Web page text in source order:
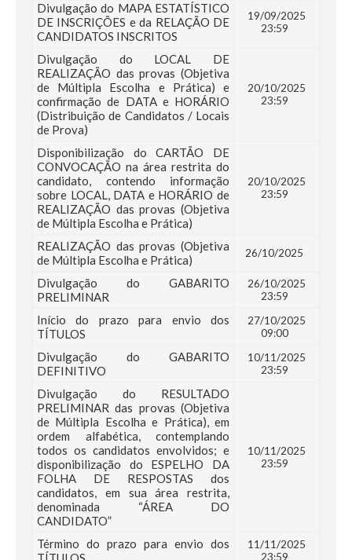
Divulgação do MAPA ESTATÍSTICO
DE INSCRIÇÕES e da RELAÇÃO DE
CANDIDATOS INSCRITOS
19/09/2025
23:59
Divulgação do LOCAL DE
REALIZAÇÃO das provas (Objetiva
de Múltipla Escolha e Prática) e
confirmação de DATA e HORÁRIO
(Distribuição de Candidatos / Locais
de Prova)
20/10/2025
23:59
Disponibilização do CARTÃO DE
CONVOCAÇÃO na área restrita do
candidato, contendo informação
sobre LOCAL, DATA e HORÁRIO de
REALIZAÇÃO das provas (Objetiva
de Múltipla Escolha e Prática)
20/10/2025
23:59
REALIZAÇÃO das provas (Objetiva
de Múltipla Escolha e Prática)
26/10/2025
Divulgação do GABARITO
PRELIMINAR
26/10/2025
23:59
Início do prazo para envio dos
TÍTULOS
27/10/2025
09:00
Divulgação do GABARITO
DEFINITIVO
10/11/2025
23:59
Divulgação do RESULTADO
PRELIMINAR das provas (Objetiva
de Múltipla Escolha e Prática), em
ordem alfabética, contemplando
todos os candidatos envolvidos; e
disponibilização do ESPELHO DA
FOLHA DE RESPOSTAS dos
candidatos, em sua área restrita,
denominada “ÁREA DO
CANDIDATO”
10/11/2025
23:59
Término do prazo para envio dos
11/11/2025
23:59